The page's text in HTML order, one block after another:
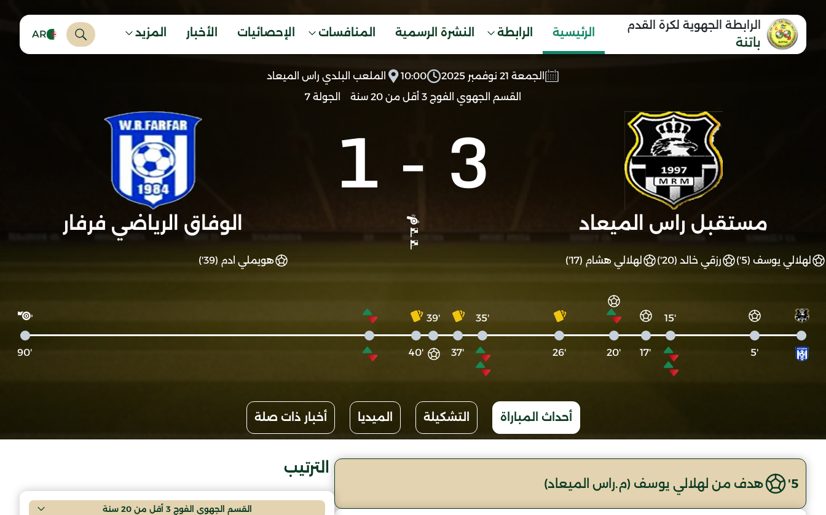
الرابطة الجهوية لكرة القدم
باتنة
الرئيسية الرابطة النشرة الرسمية المنافسات الإحصائيات الأخبار المزيد AR
الجمعة 21 نوفمبر 2025 10:00
الملعب البلدي راس الميعاد
القسم الجهوي الفوج 3 أقل من 20 سنة
الجولة 7
مستقبل راس الميعاد
3
-
1
الوفاق الرياضي فرفار
لهلالي يوسف (5') رزقي خالد (20') لهلالي هشام (17') هويملي ادم (39')
'5
'15
'17
'20
'26
'35
'37
'39
'40
'90
أحداث المباراة التشكيلة الميديا أخبار ذات صلة
5' هدف من لهلالي يوسف (م.راس الميعاد)
الترتيب
القسم الجهوي الفوج 3 أقل من 20 سنة